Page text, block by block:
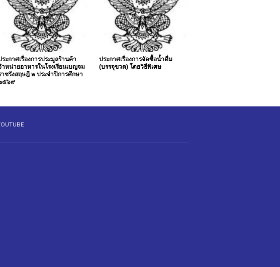
ระกาศเรื่องการประมูลร้านค้า
ำหน่ายอาหารในโรงเรียนเบญจม
าชรังสฤษฎี ๒ ประจำปีการศึกษา
๕๖๙
ประกาศเรื่องการจัดซื้อน้ำดื่ม
(บรรจุขวด) โดยวิธีพิเศษ